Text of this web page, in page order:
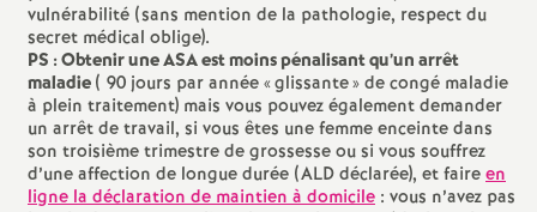
vulnérabilité (sans mention de la pathologie, respect du
secret médical oblige).
PS : Obtenir uneASAest moins pénalisant qu’un arrêt
maladie( 90 jours par année «glissante» de congé maladie
à plein traitement) mais vous pouvez également demander
un arrêt de travail, si vous êtes une femme enceinte dans
son troisième trimestre de grossesse ou si vous souffrez
d’une affection de longue durée (ALDdéclarée), et faireen
ligne la déclaration de maintien à domicile : vous n’avez pas